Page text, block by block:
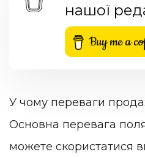
нашої
У чому переваги
Основна перевага
можете скористатися